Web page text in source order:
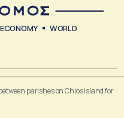
ECONOMY WORLD
parishes on Chios island for